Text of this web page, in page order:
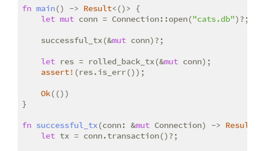
fn main() -> Result<()> {
let mut conn = Connection::open("cats.db")?;
    successful_tx(&
mut conn)?;
let res = rolled_back_tx(&mut conn);
assert! (res.is_err());
Ok(())
}
fn successful_tx(conn: &mut Connection) -> Result
let tx = conn.transaction()?;